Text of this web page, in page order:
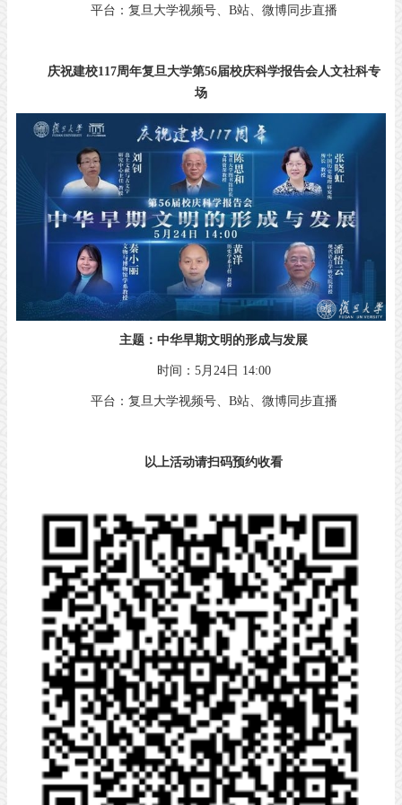
平台：复旦大学视频号、B站、微博同步直播
庆祝建校117周年复旦大学第56届校庆科学报告会人文社科专
场
主题：中华早期文明的形成与发展
时间：5月24日 14:00
平台：复旦大学视频号、B站、微博同步直播
以上活动请扫码预约收看